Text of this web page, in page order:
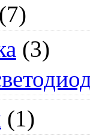
(7)
(3)
(1)